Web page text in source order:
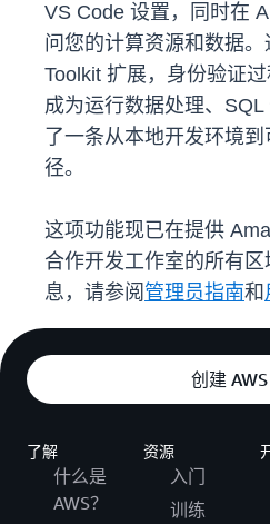
VS Code 设置，同时在
问您的计算资源和数据
Toolkit 扩展，身份验证
成为运行数据处理、
了一条从本地开发环境
径。
这项功能现已在提供
合作开发工作室的所有
息，请参阅 管理员指南和
创建
了解
什么是
AWS？
资源
入门
训练